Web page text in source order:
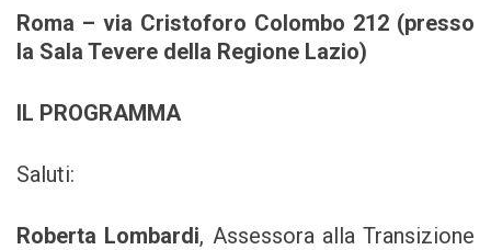
Roma – via Cristoforo Colombo 212 (presso
la Sala Tevere della Regione Lazio)
IL PROGRAMMA
Saluti:
Roberta Lombardi, Assessora alla Transizione